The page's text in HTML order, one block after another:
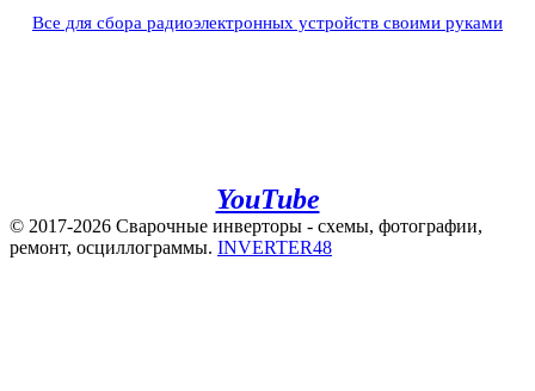
Все для сбора радиоэлектронных устройств своими руками
YouTube
© 2017-2026 Сварочные инверторы - схемы, фотографии,
ремонт, осциллограммы. INVERTER48